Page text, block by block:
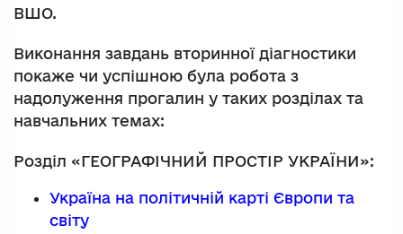
ВШО.
Виконання завдань вторинної діагностики
покаже чи успішною була робота з
надолуження прогалин у таких розділах та
навчальних темах:
Розділ «ГЕОГРАФІЧНИЙ ПРОСТІР УКРАЇНИ»:
Україна на політичній карті Європи та
світу